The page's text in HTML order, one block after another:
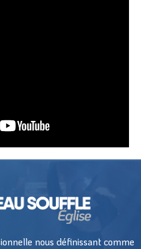
nous définissant comme